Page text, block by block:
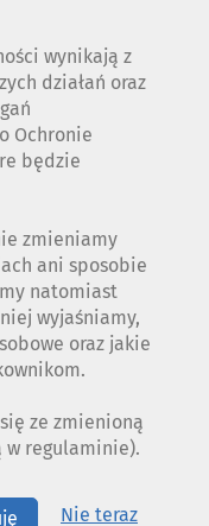
wynikają z
działań oraz
Ochronie
będzie
zmieniamy
ani sposobie
natomiast
wyjaśniamy,
oraz jakie
ze zmienioną
w regulaminie).
Nie teraz